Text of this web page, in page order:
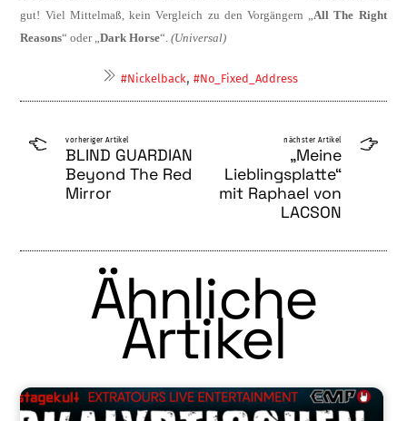
gut! Viel Mittelmaß, kein Vergleich zu den Vorgängern „ All The Right
Reasons“ oder „Dark Horse“.(Universal)
#Nickelback,#No_Fixed_Address
vorheriger Artikel
BLIND GUARDIAN
Beyond The Red
Mirror
nächster Artikel
„Meine
Lieblingsplatte“
mit Raphael von
LACSON
Ähnliche
Artikel